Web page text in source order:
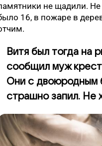
не щадили.
16, в пожаре в
Витя был тогда на
сообщил муж
Они с двоюродным
страшно запил. Не